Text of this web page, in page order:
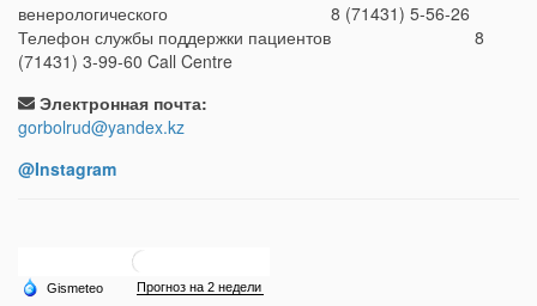
венерологического 8 (71431) 5-56-26
Телефон службы поддержки пациентов 8
(71431) 3-99-60 Call Centre
Электронная почта:
gorbolrud@yandex.kz
@Instagram